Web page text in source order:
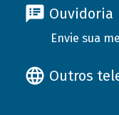
Ouvidoria
Envie sua
Outros